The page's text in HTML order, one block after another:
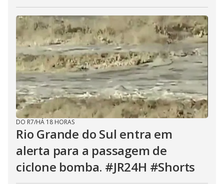
DO R7/HÁ 18 HORAS
Rio Grande do Sul entra em
alerta para a passagem de
ciclone bomba. #JR24H #Shorts